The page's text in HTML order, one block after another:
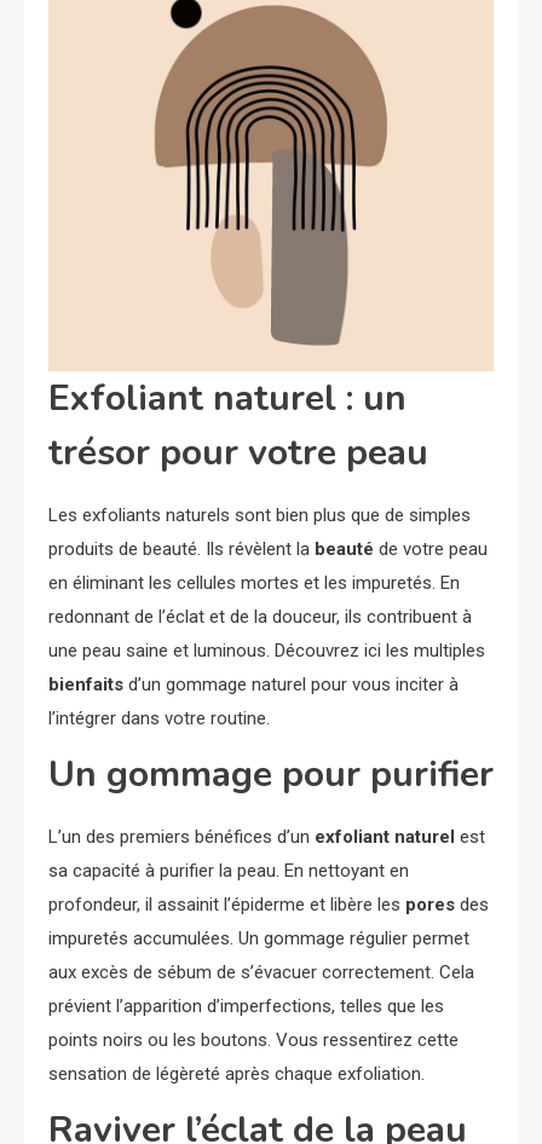
Exfoliant naturel : un
trésor pour votre peau
Les exfoliants naturels sont bien plus que de simples
produits de beauté. Ils révèlent la beauté de votre peau
en éliminant les cellules mortes et les impuretés. En
redonnant de l’éclat et de la douceur, ils contribuent à
une peau saine et luminous. Découvrez ici les multiples
bienfaits d’un gommage naturel pour vous inciter à
l’intégrer dans votre routine.
Un gommage pour purifier
L’un des premiers bénéfices d’un exfoliant naturel est
sa capacité à purifier la peau. En nettoyant en
profondeur, il assainit l’épiderme et libère les pores des
impuretés accumulées. Un gommage régulier permet
aux excès de sébum de s’évacuer correctement. Cela
prévient l’apparition d’imperfections, telles que les
points noirs ou les boutons. Vous ressentirez cette
sensation de légèreté après chaque exfoliation.
Raviver l’éclat de la peau